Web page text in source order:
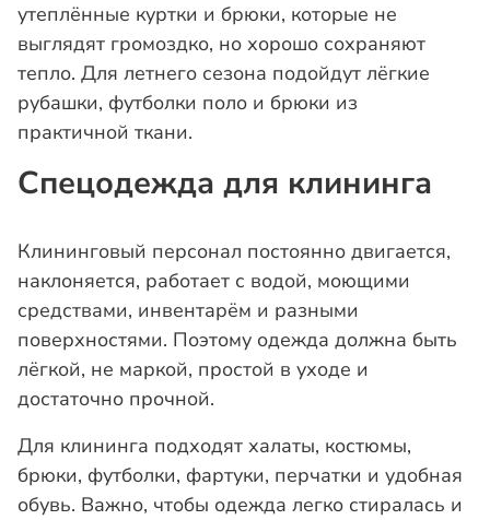
утеплённые куртки и брюки, которые не
выглядят громоздко, но хорошо сохраняют
тепло. Для летнего сезона подойдут лёгкие
рубашки, футболки поло и брюки из
практичной ткани.
Спецодежда для клининга
Клининговый персонал постоянно двигается,
наклоняется, работает с водой, моющими
средствами, инвентарём и разными
поверхностями. Поэтому одежда должна быть
лёгкой, не маркой, простой в уходе и
достаточно прочной.
Для клининга подходят халаты, костюмы,
брюки, футболки, фартуки, перчатки и удобная
обувь. Важно, чтобы одежда легко стиралась и